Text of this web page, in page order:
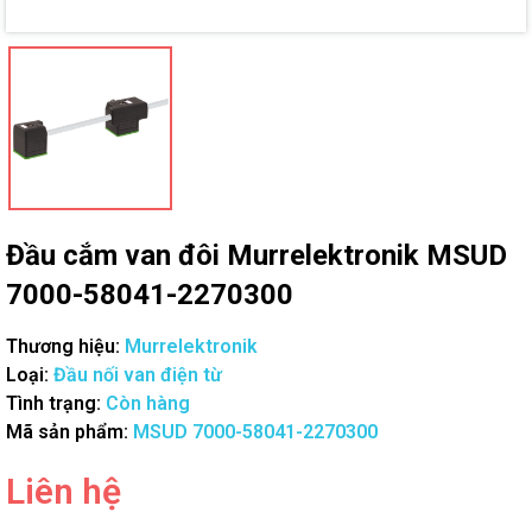
Đầu cắm van đôi Murrelektronik MSUD
7000-58041-2270300
Thương hiệu: Murrelektronik
Loại: Đầu nối van điện từ
Tình trạng: Còn hàng
Mã sản phẩm: MSUD 7000-58041-2270300
Liên hệ